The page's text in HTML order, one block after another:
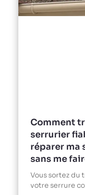
Comment
serrurier
réparer ma
sans me
Vous sortez du
votre serrure